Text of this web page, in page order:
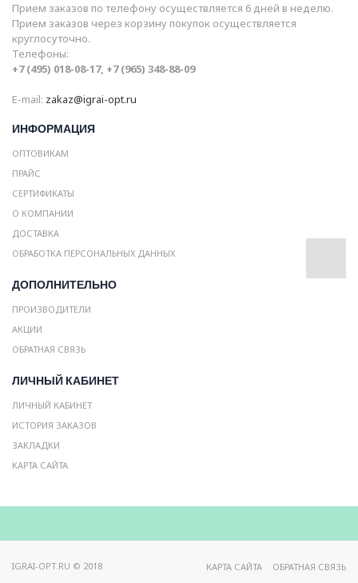
Прием заказов по телефону осуществляется 6 дней в неделю.
Прием заказов через корзину покупок осуществляется
круглосуточно.
Телефоны:
+7 (495) 018-08-17, +7 (965) 348-88-09
E-mail: zakaz@igrai-opt.ru
ИНФОРМАЦИЯ
ОПТОВИКАМ
ПРАЙС
СЕРТИФИКАТЫ
О КОМПАНИИ
ДОСТАВКА
ОБРАБОТКА ПЕРСОНАЛЬНЫХ ДАННЫХ
ДОПОЛНИТЕЛЬНО
ПРОИЗВОДИТЕЛИ
АКЦИИ
ОБРАТНАЯ СВЯЗЬ
ЛИЧНЫЙ КАБИНЕТ
ЛИЧНЫЙ КАБИНЕТ
ИСТОРИЯ ЗАКАЗОВ
ЗАКЛАДКИ
КАРТА САЙТА
IGRAI-OPT.RU © 2018 КАРТА САЙТА ОБРАТНАЯ СВЯЗЬ